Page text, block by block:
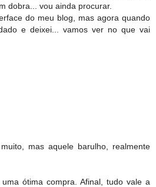
dobra... vou ainda procurar.
do meu blog, mas agora quando
e deixei... vamos ver no que vai
mas aquele barulho, realmente
ótima compra. Afinal, tudo vale a